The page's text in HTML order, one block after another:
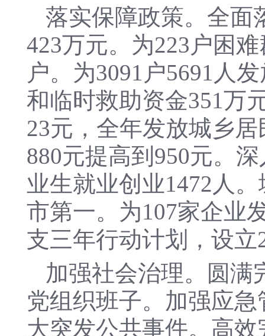
落实保障政策。全面
423万元。为223户困
户。为3091户5691人
和临时救助资金351万
23元，全年发放城乡
880元提高到950元。
业生就业创业1472人
市第一。为107家企业
支三年行动计划，设
加强社会治理。圆满
党组织班子。加强应
大突发公共事件。高